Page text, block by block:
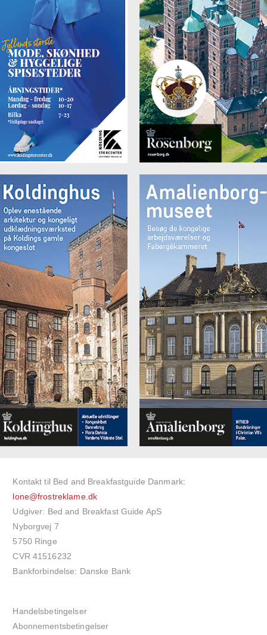
Kontakt til Bed and Breakfastguide Danmark:
lone@frostreklame.dk
Udgiver: Bed and Breakfast Guide ApS
Nyborgvej 7
5750 Ringe
CVR 41516232
Bankforbindelse: Danske Bank
Handelsbetingelser
Abonnementsbetingelser